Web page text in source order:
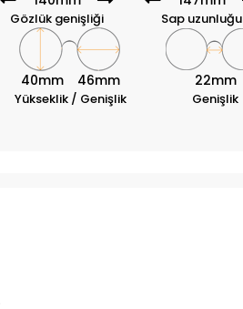
Gözlük genişliği Sap uzunluğu
40mm 46mm
Yükseklik / Genişlik
22mm
Genişlik